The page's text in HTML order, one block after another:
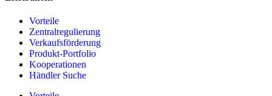
Vorteile
Zentralregulierung
Verkaufsförderung
Produkt-Portfolio
Kooperationen
Händler Suche